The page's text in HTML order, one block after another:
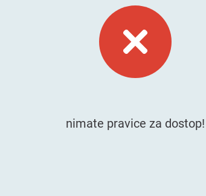
nimate pravice za dostop!